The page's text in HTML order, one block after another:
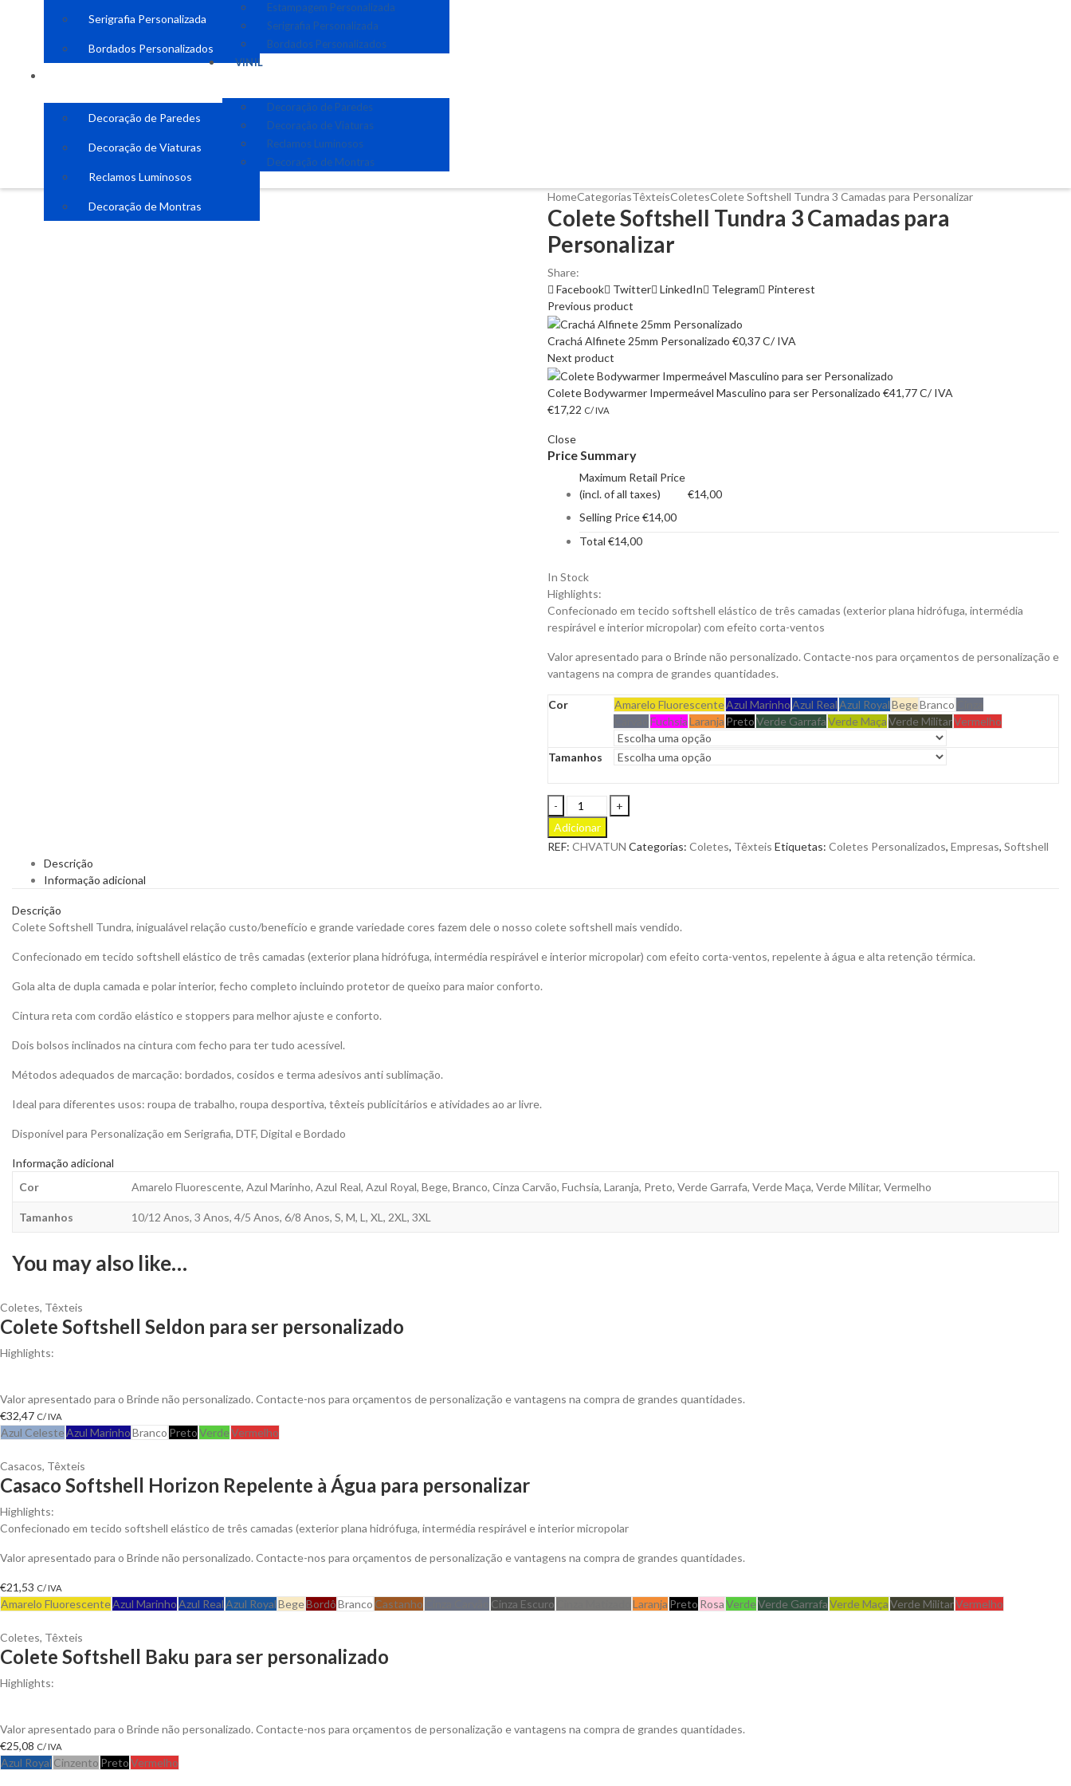
Serigrafia Personalizada
Bordados Personalizados
Decoração de Paredes
Decoração de Viaturas
Reclamos Luminosos
Decoração de Montras
Estampagem Personalizada
Serigrafia Personalizada
Bordados Personalizados
VINIL
Decoração de Paredes
Decoração de Viaturas
Reclamos Luminosos
Decoração de Montras
HomeCategoriasTêxteisColetesColete Softshell Tundra 3 Camadas para Personalizar
Colete Softshell Tundra 3 Camadas para
Personalizar
Share:
Facebook
Twitter LinkedIn Telegram
Pinterest
Previous product
Crachá Alfinete 25mm Personalizado €0,37C/ IVA
Next product
Colete Bodywarmer Impermeável Masculino para ser Personalizado €41,77C/ IVA
€17,22 C/ IVA
Close
Price Summary
Maximum Retail Price
(incl. of all taxes)
€14,00
Selling Price€14,00
Total €14,00
In Stock
Highlights:
Confecionado em tecido softshell elástico de três camadas (exterior plana hidrófuga, intermédia
respirável e interior micropolar) com efeito corta-ventos
Valor apresentado para o Brinde não personalizado. Contacte-nos para orçamentos de personalização e
vantagens na compra de grandes quantidades.
Cor Amarelo FluorescenteAzul MarinhoAzul RealAzul RoyalBegeBranco
FuchsiaLaranja PretoVerde GarrafaVerde MaçaVerde MilitarVermelho
Tamanhos
Colete
Softshell
Tundra
3
Adicionar
REF: CHVATUN Categorias: Coletes, Têxteis Etiquetas: Coletes Personalizados, Empresas, Softshell
Descrição
Informação adicional
Descrição
Colete Softshell Tundra, inigualável relação custo/benefício e grande variedade cores fazem dele o nosso colete softshell mais vendido.
Confecionado em tecido softshell elástico de três camadas (exterior plana hidrófuga, intermédia respirável e interior micropolar) com efeito corta-ventos, repelente à água e alta retenção térmica.
Gola alta de dupla camada e polar interior, fecho completo incluindo protetor de queixo para maior conforto.
Cintura reta com cordão elástico e stoppers para melhor ajuste e conforto.
Dois bolsos inclinados na cintura com fecho para ter tudo acessível.
Métodos adequados de marcação: bordados, cosidos e terma adesivos anti sublimação.
Ideal para diferentes usos: roupa de trabalho, roupa desportiva, têxteis publicitários e atividades ao ar livre.
Disponível para Personalização em Serigrafia, DTF, Digital e Bordado
Informação adicional
Cor
Amarelo Fluorescente, Azul Marinho, Azul Real, Azul Royal, Bege, Branco, Cinza Carvão, Fuchsia, Laranja, Preto, Verde Garrafa, Verde Maça, Verde Militar, Vermelho
Tamanhos 10/12 Anos, 3 Anos, 4/5 Anos, 6/8 Anos, S, M, L, XL, 2XL, 3XL
You may also like…
Coletes, Têxteis
Colete Softshell Seldon para ser personalizado
Highlights:
Valor apresentado para o Brinde não personalizado. Contacte-nos para orçamentos de personalização e vantagens na compra de grandes quantidades.
€32,47 C/ IVA
Azul CelesteAzul MarinhoBranco PretoVerdeVermelho
Casacos, Têxteis
Casaco Softshell Horizon Repelente à Água para personalizar
Highlights:
Confecionado em tecido softshell elástico de três camadas (exterior plana hidrófuga, intermédia respirável e interior micropolar
Valor apresentado para o Brinde não personalizado. Contacte-nos para orçamentos de personalização e vantagens na compra de grandes quantidades.
€21,53 C/ IVA
Amarelo FluorescenteAzul MarinhoAzul RealAzul RoyalBegeBordôBranco Castanho Cinza Escuro Laranja Preto RosaVerdeVerde GarrafaVerde MaçaVerde MilitarVermelho
Coletes, Têxteis
Colete Softshell Baku para ser personalizado
Highlights:
Valor apresentado para o Brinde não personalizado. Contacte-nos para orçamentos de personalização e vantagens na compra de grandes quantidades.
€25,08 C/ IVA
Azul Royal Cinzento PretoVermelho